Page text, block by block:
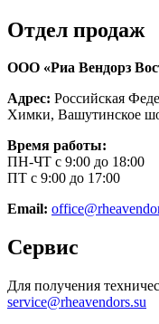
Отдел продаж
ООО «Риа Вендорз
Адрес: Российская
Химки, Вашутинское
Время работы:
ПН-ЧТ с 9:00 до 18:00
ПТ с 9:00 до 17:00
Email:
Сервис
Для получения
service@rheavendors.su